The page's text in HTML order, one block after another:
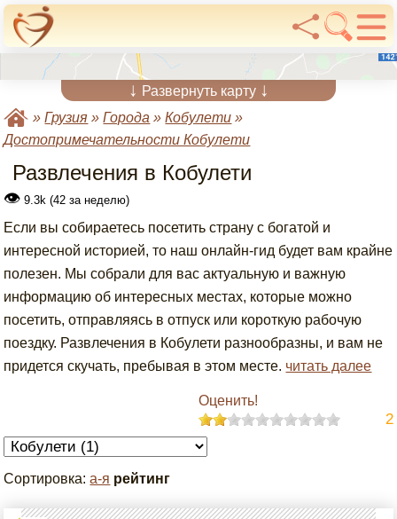
↓ Развернуть карту ↓
»Грузия »Города »Кобулети »
Достопримечательности Кобулети
Развлечения в Кобулети
👁 9.3k (42 за неделю)
Если вы собираетесь посетить страну с богатой и
интересной историей, то наш онлайн-гид будет вам крайне
полезен. Мы собрали для вас актуальную и важную
информацию об интересных местах, которые можно
посетить, отправляясь в отпуск или короткую рабочую
поездку. Развлечения в Кобулети разнообразны, и вам не
придется скучать, пребывая в этом месте. читать далее
Оценить!
2
Сортировка:а-я рейтинг